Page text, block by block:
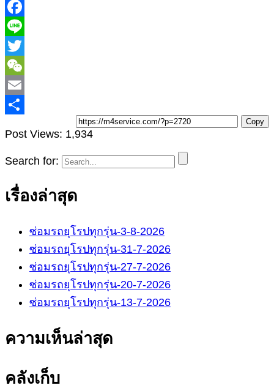
Copy
Post Views: 1,934
Search for:
เรื่องล่าสุด
ซ่อมรถยุโรปทุกรุ่น-3-8-2026
ซ่อมรถยุโรปทุกรุ่น-31-7-2026
ซ่อมรถยุโรปทุกรุ่น-27-7-2026
ซ่อมรถยุโรปทุกรุ่น-20-7-2026
ซ่อมรถยุโรปทุกรุ่น-13-7-2026
ความเห็นล่าสุด
คลังเก็บ